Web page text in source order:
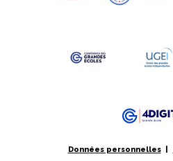
Données personnelles